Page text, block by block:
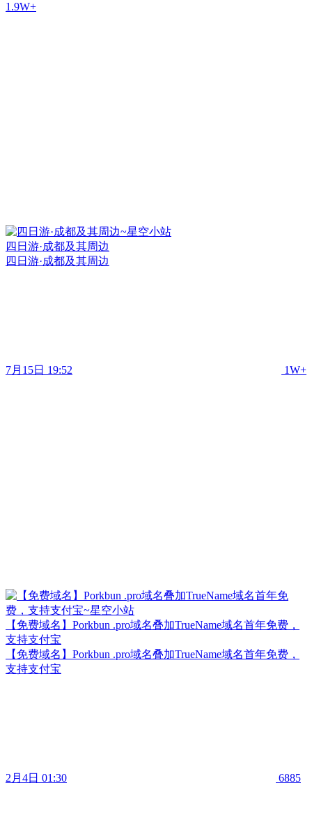
1.9W+
四日游·成都及其周边
四日游·成都及其周边
7月15日 19:52 1W+
【免费域名】Porkbun .pro域名叠加TrueName域名首年免费，
支持支付宝
【免费域名】Porkbun .pro域名叠加TrueName域名首年免费，
支持支付宝
2月4日 01:30 6885